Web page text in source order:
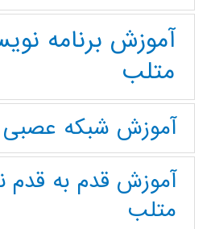
آموزش برنامه
متلب
آموزش شبکه عصبی
آموزش قدم به قدم
متلب